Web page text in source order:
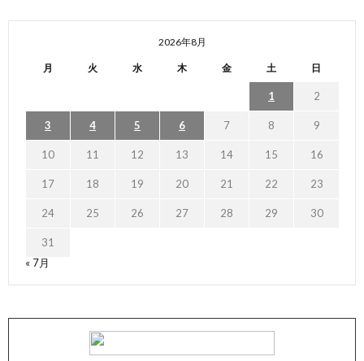
2026年8月
月 火 水 木 金 土 日
1 2
3 4 5 6 7 8 9
10 11 12 13 14 15 16
17 18 19 20 21 22 23
24 25 26 27 28 29 30
31
« 7月